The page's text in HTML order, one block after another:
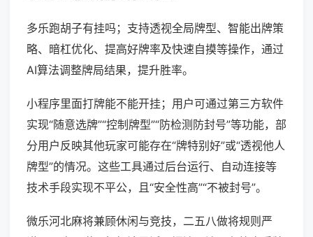
多乐跑胡子有挂吗；支持透视全局牌型、智能出牌策
略、暗杠优化、提高好牌率及快速自摸等操作，通过
AI算法调整牌局结果，提升胜率。
小程序里面打牌能不能开挂；用户可通过第三方软件
实现“随意选牌”“控制牌型”“防检测防封号”等功能，部
分用户反映其他玩家可能存在“牌特别好”或“透视他人
牌型”的情况。这些工具通过后台运行、自动连接等
技术手段实现不平公，且“安全性高”“不被封号”。
微乐河北麻将兼顾休闲与竞技，二五八做将规则严